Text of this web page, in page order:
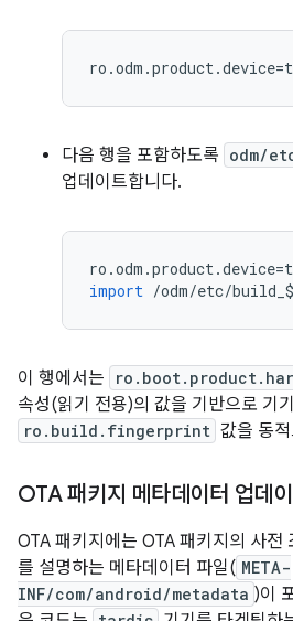
다음 행을 포함하도록 odm/
업데이트합니다.
ro .odm .product.device=
import /odm/etc/build_ $
이 행에서는
속성(읽기 전용)의 값을 기반으로 기
ro.build.fingerprint 값을 동
OTA 패키지 메타데이터 업데
OTA 패키지에는 OTA 패키지의 사전
를 설명하는 메타데이터 파일( META-
INF/com/android/metadata )이